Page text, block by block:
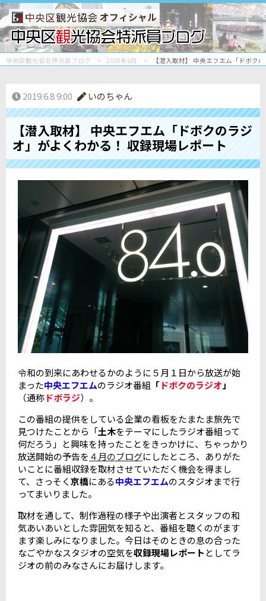
オフィシャル
中央区観光協会特派員ブログ 2019年6月 【潜入取材】 中央エフエム「ドボク
2019.6.8 9:00 いのちゃん
【潜入取材】 中央エフエム「ドボクのラジ
オ」がよくわかる！ 収録現場レポート
令和の到来にあわせるかのように５月１日から放送が始
まった中央エフエムのラジオ番組 「ドボクのラジオ」
（通称ドボラジ）。
この番組の提供をしている企業の看板をたまたま旅先で
見つけたことから「土木をテーマにしたラジオ番組って
何だろう」と興味を持ったことをきっかけに、ちゃっかり
放送開始の予告を ４月のブログにしたところ、ありがた
いことに番組収録を取材させていただく機会を得まし
て、さっそく京橋にある中央エフエムのスタジオまで行
ってまいりました。
取材を通して、制作過程の様子や出演者とスタッフの和
気あいあいとした雰囲気を知ると、番組を聴くのがます
ます楽しみになりました。今日はそのときの息の合った
なごやかなスタジオの空気を収録現場レポート としてラ
ジオの前のみなさんにお届けします。